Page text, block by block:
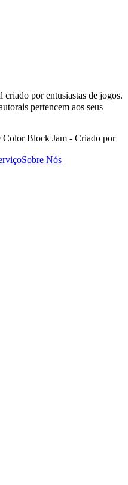
por entusiastas de jogos.
pertencem aos seus
Block Jam - Criado por
Sobre Nós